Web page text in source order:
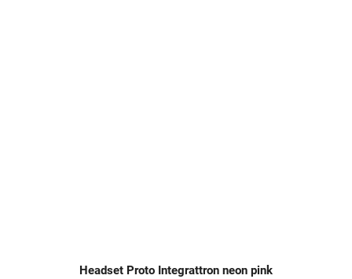
Headset Proto Integrattron neon pink